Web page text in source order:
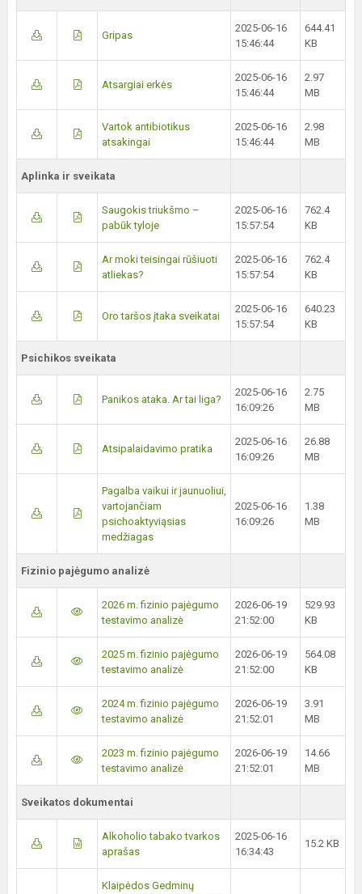
Gripas
2025-06-16
15:46:44
644.41
KB
Atsargiai erkės
2025-06-16
15:46:44
2.97
MB
Vartok antibiotikus
atsakingai
2025-06-16
15:46:44
2.98
MB
Aplinka ir sveikata
Saugokis triukšmo –
pabūk tyloje
2025-06-16
15:57:54
762.4
KB
Ar moki teisingai rūšiuoti
atliekas?
2025-06-16
15:57:54
762.4
KB
Oro taršos įtaka sveikatai
2025-06-16
15:57:54
640.23
KB
Psichikos sveikata
Panikos ataka. Ar tai liga?
2025-06-16
16:09:26
2.75
MB
Atsipalaidavimo pratika
2025-06-16
16:09:26
26.88
MB
Pagalba vaikui ir jaunuoliui,
vartojančiam
psichoaktyviąsias
medžiagas
2025-06-16
16:09:26
1.38
MB
Fizinio pajėgumo analizė
2026 m. fizinio pajėgumo
testavimo analizė
2026-06-19
21:52:00
529.93
KB
2025 m. fizinio pajėgumo
testavimo analizė
2026-06-19
21:52:00
564.08
KB
2024 m. fizinio pajėgumo
testavimo analizė
2026-06-19
21:52:01
3.91
MB
2023 m. fizinio pajėgumo
testavimo analizė
2026-06-19
21:52:01
14.66
MB
Sveikatos dokumentai
Alkoholio tabako tvarkos
aprašas
2025-06-16
16:34:43
15.2 KB
Klaipėdos Gedminų